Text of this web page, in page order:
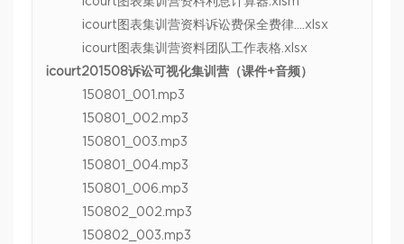
icourt图表集训营资料诉讼费保全费律….xlsx
icourt图表集训营资料团队工作表格.xlsx
icourt201508诉讼可视化集训营（课件+音频）
150801_001.mp3
150801_002.mp3
150801_003.mp3
150801_004.mp3
150801_006.mp3
150802_002.mp3
150802_003.mp3